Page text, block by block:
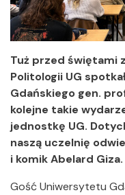
Tuż przed
Politologii UG
Gdańskiego gen.
kolejne takie
jednostkę UG.
naszą uczelnię
i komik Abelard Giza.
Gość Uniwersytetu